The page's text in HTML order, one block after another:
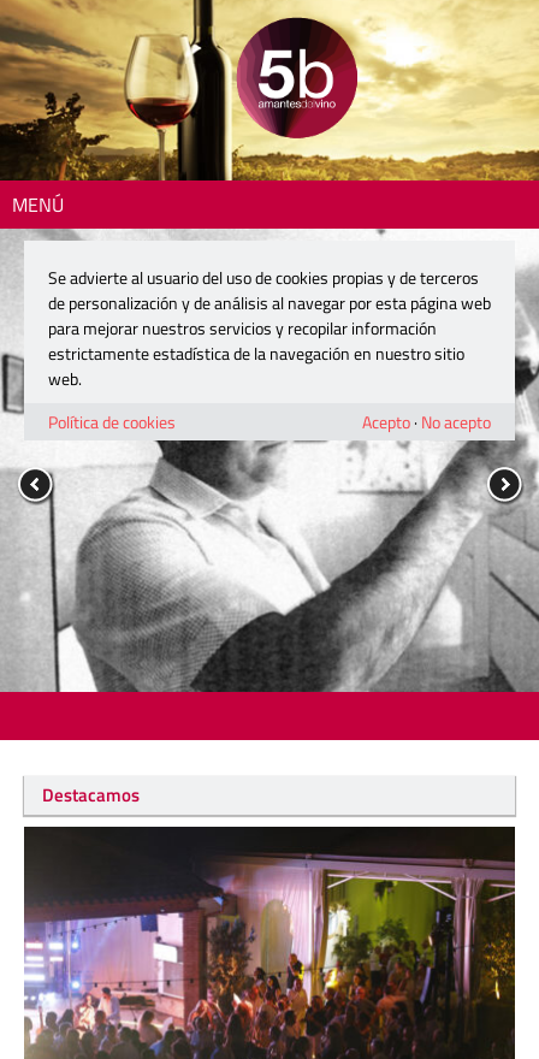
MENÚ
Destacamos
Se advierte al usuario del uso de cookies propias y de terceros
de personalización y de análisis al navegar por esta página web
para mejorar nuestros servicios y recopilar información
estrictamente estadística de la navegación en nuestro sitio
web.
Política de cookies
Acepto· No acepto